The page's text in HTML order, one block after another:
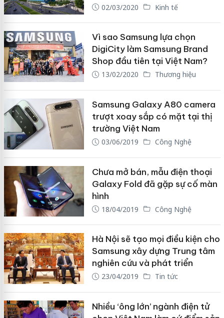
02/03/2020 Kinh tế
Vì sao Samsung lựa chọn
DigiCity làm Samsung Brand
Shop đầu tiên tại Việt Nam?
13/02/2020 Thương hiệu
Samsung Galaxy A80 camera
trượt xoay sắp có mặt tại thị
trường Việt Nam
03/06/2019 Công Nghệ
Chưa mở bán, mẫu điện thoại
Galaxy Fold đã gặp sự cố màn
hình
18/04/2019 Công Nghệ
Hà Nội sẽ tạo mọi điều kiện cho
Samsung xây dựng Trung tâm
nghiên cứu và phát triển
23/04/2019 Tin tức
Nhiều ‘ông lớn’ ngành điện tử